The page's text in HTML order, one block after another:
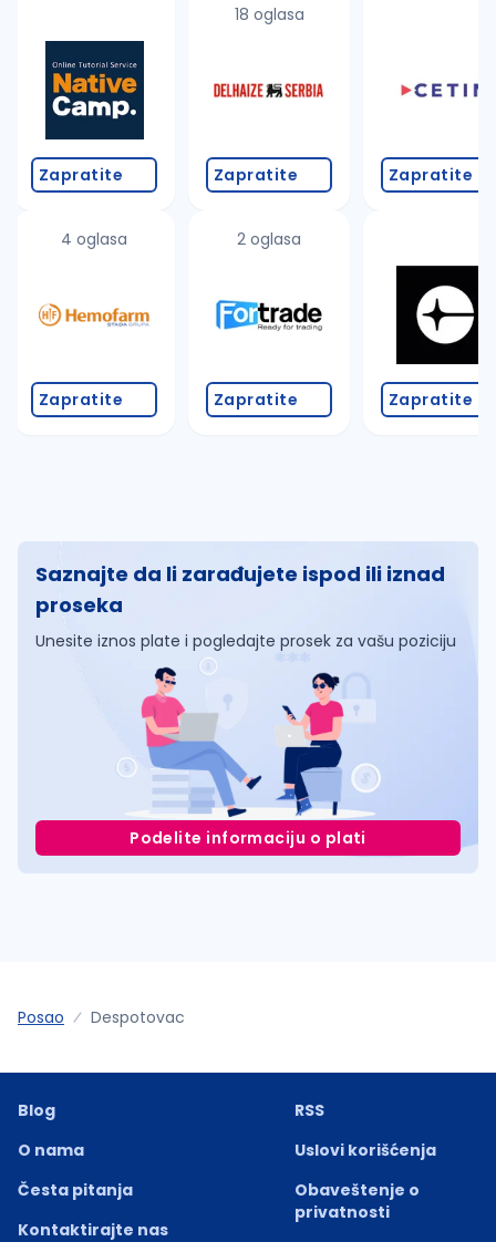
Zapratite
4 oglasa
Zapratite
18 oglasa
Zapratite
2 oglasa
Zapratite
Zapratite
Zapratite
Saznajte da li zarađujete ispod ili iznad
proseka
Unesite iznos plate i pogledajte prosek za vašu poziciju
Podelite informaciju o plati
Posao Despotovac
Blog
O nama
Česta pitanja
Kontaktirajte nas
RSS
Uslovi korišćenja
Obaveštenje o
privatnosti